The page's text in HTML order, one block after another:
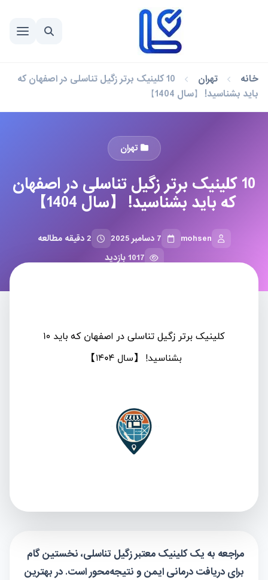
خانه تهران
10 کلینیک برتر زگیل تناسلی در اصفهان که
باید بشناسید! 【سال 1404】
تهران
10 کلینیک برتر زگیل تناسلی در اصفهان
که باید بشناسید! 【سال 1404】
mohsen 7 دسامبر 2025
2 دقیقه مطالعه
1017 بازدید
مراجعه به یک کلینیک معتبر زگیل تناسلی، نخستین گام
برای دریافت درمانی ایمن و نتیجه‌محور است. در بهترین